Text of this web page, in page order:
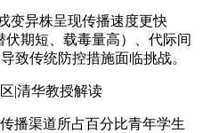
变异株呈现传播速度更快
伏期短、载毒量高）、代际间
致传统防控措施面临挑战。
|清华教授解读
播渠道所占百分比青年学生